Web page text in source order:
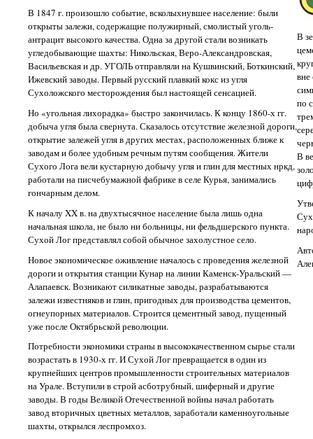
В 1847 г. произошло событие, всколыхнувшее население: были
открыты залежи, содержащие полужирный, смолистый уголь-
антрацит высокого качества. Одна за другой стали возникать
угледобывающие шахты: Никольская, Веро-Александровская,
Васильевская и др. УГОЛЬ отправляли на Кушвинский, Боткинский,
Ижевский заводы. Первый русский плавкий кокс из угля
Сухоложского месторождения был настоящей сенсацией.
Но «угольная лихорадка» быстро закончилась. К концу 1860-х гг.
добыча угля была свернута. Сказалось отсутствие железной дороги,
открытие залежей угля в других местах, расположенных ближе к
заводам и более удобным речным путям сообщения. Жители
Сухого Лога вели кустарную добычу угля и глин для местных нркд,
работали на писчебумажной фабрике в селе Курья, занимались
гончарным делом.
К началу XX в. на двухтысячное население была лишь одна
начальная школа, не было ни больницы, ни фельдшерского пункта.
Сухой Лог представлял собой обычное захолустное село.
Новое экономическое оживление началось с проведения железной
дороги и открытия станции Кунар на линии Каменск-Уральский —
Алапаевск. Возникают силикатные заводы, разрабатываются
залежи известняков и глин, пригодных для производства цементов,
огнеупорных материалов. Строится цементный завод, пущенный
уже после Октябрьской революции.
Потребности экономики страны в высококачественном сырье стали
возрастать в 1930-х гг. И Сухой Лог превращается в один из
крупнейших центров промышленности строительных материалов
на Урале. Вступили в строй асботрубный, шиферный и другие
заводы. В годы Великой Отечественной войны начал работать
завод вторичных цветных металлов, заработали каменноугольные
шахты, открылся леспромхоз.
В
по
В